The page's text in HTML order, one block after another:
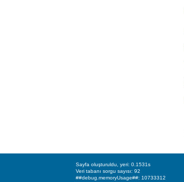
Sayfa oluşturuldu, yeri: 0.1531s
Veri tabanı sorgu sayısı: 92
##debug.memoryUsage##: 10733312